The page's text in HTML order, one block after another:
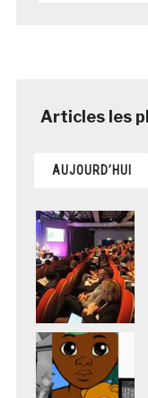
AUJOURD’HUI